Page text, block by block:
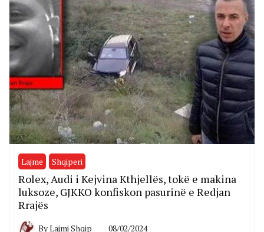
Lajme Shqiperi
Rolex, Audi i Kejvina Kthjellës, tokë e makina
luksoze, GJKKO konfiskon pasurinë e Redjan
Rrajës
ByLajmi Shqip 08/02/2024